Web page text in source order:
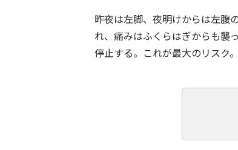
昨夜は左脚、夜明けからは左腹
れ、痛みはふくらはぎからも襲
停止する。これが最大のリスク。